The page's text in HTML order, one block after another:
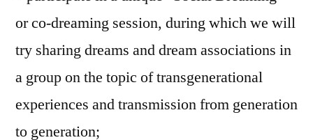
or co-dreaming session, during which we will
try sharing dreams and dream associations in
a group on the topic of transgenerational
experiences and transmission from generation
to generation;